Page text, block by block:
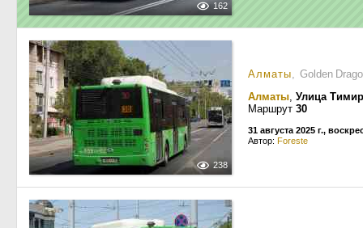
162
238
Алматы, Golden
Алматы, Улица
Маршрут 30
31 августа 2025 г.,
Автор: Foreste